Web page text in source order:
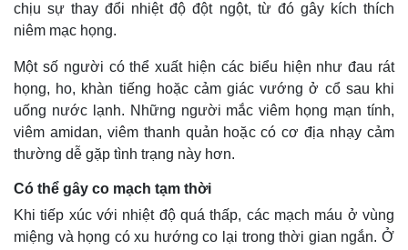
chịu sự thay đổi nhiệt độ đột ngột, từ đó gây kích thích
niêm mạc họng.
Một số người có thể xuất hiện các biểu hiện như đau rát
họng, ho, khàn tiếng hoặc cảm giác vướng ở cổ sau khi
uống nước lạnh. Những người mắc viêm họng mạn tính,
viêm amidan, viêm thanh quản hoặc có cơ địa nhạy cảm
thường dễ gặp tình trạng này hơn.
Có thể gây co mạch tạm thời
Khi tiếp xúc với nhiệt độ quá thấp, các mạch máu ở vùng
miệng và họng có xu hướng co lại trong thời gian ngắn. Ở